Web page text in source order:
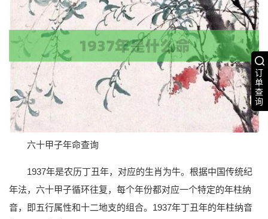
订
单
查
询
六十甲子年命查询
1937年是农历丁丑年，对应的生肖为牛。根据中国传统纪
年法，六十甲子循环往复，每个年份都对应一个特定的年柱纳
音，即五行属性和十二地支的组合。1937年丁丑年的年柱纳音